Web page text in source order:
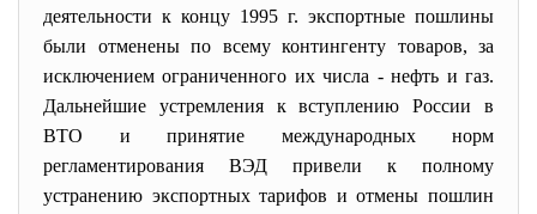
деятельности к концу 1995 г. экспортные пошлины
были отменены по всему контингенту товаров, за
исключением ограниченного их числа - нефть и газ.
Дальнейшие устремления к вступлению России в
ВТО и принятие международных норм
регламентирования ВЭД привели к полному
устранению экспортных тарифов и отмены пошлин